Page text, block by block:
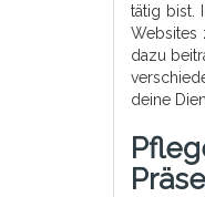
tätig bist.
Websites
dazu
deine